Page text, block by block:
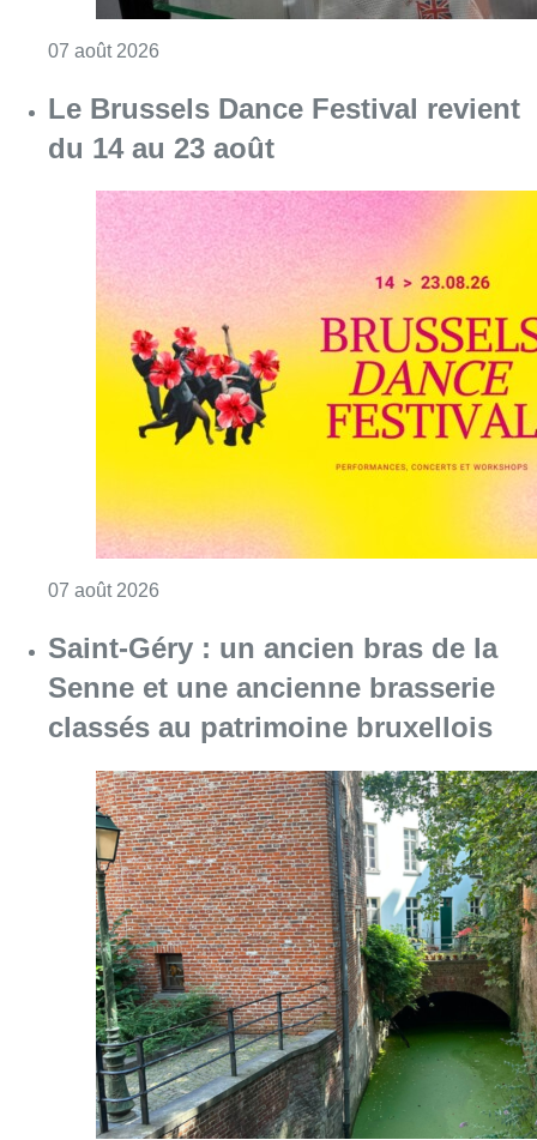
07 août 2026 Consulter l'article "Le Brussels Dance
Saint-Géry : un ancien bras de la
Senne et une ancienne brasserie
classés au patrimoine bruxellois
06 août 2026Consulter l'article "Saint-Géry : un ancien
Partager l'article
Facebook
TwitterWhatsApp
Share
20 mars 2017- 17h04
19 mars 2018- 16h39
Bruxelles